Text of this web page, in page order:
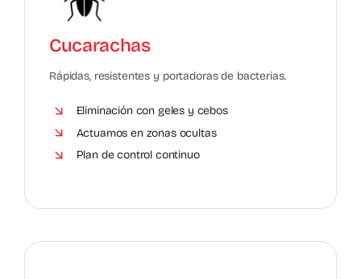
Cucarachas
Rápidas, resistentes y portadoras de bacterias.
Eliminación con geles y cebos
Actuamos en zonas ocultas
Plan de control continuo